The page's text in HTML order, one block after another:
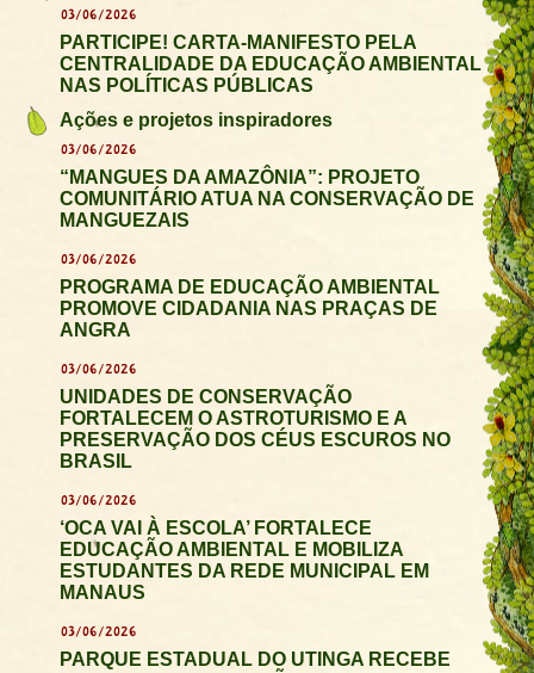
03/06/2026
PARTICIPE! CARTA-MANIFESTO PELA
CENTRALIDADE DA EDUCAÇÃO AMBIENTAL
NAS POLÍTICAS PÚBLICAS
Ações e projetos inspiradores
03/06/2026
“MANGUES DA AMAZÔNIA”: PROJETO
COMUNITÁRIO ATUA NA CONSERVAÇÃO DE
MANGUEZAIS
03/06/2026
PROGRAMA DE EDUCAÇÃO AMBIENTAL
PROMOVE CIDADANIA NAS PRAÇAS DE
ANGRA
03/06/2026
UNIDADES DE CONSERVAÇÃO
FORTALECEM O ASTROTURISMO E A
PRESERVAÇÃO DOS CÉUS ESCUROS NO
BRASIL
03/06/2026
‘OCA VAI À ESCOLA’ FORTALECE
EDUCAÇÃO AMBIENTAL E MOBILIZA
ESTUDANTES DA REDE MUNICIPAL EM
MANAUS
03/06/2026
PARQUE ESTADUAL DO UTINGA RECEBE